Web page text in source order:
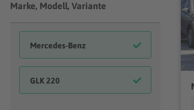
Marke, Modell, Variante